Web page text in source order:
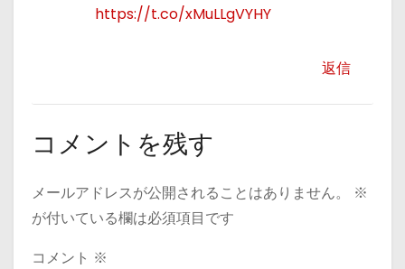
https://t.co/xMuLLgVYHY
返信
コメントを残す
メールアドレスが公開されることはありません。
※
が付いている欄は必須項目です
コメント ※